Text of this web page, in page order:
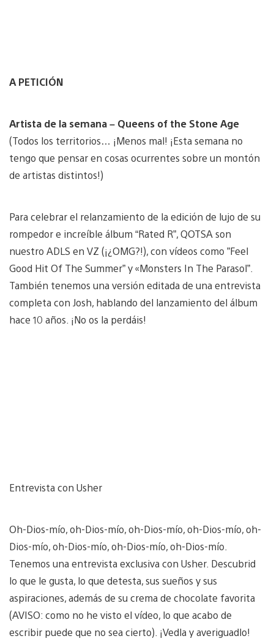
A PETICIÓN
Artista de la semana – Queens of the Stone Age
(Todos los territorios… ¡Menos mal! ¡Esta semana no
tengo que pensar en cosas ocurrentes sobre un montón
de artistas distintos!)
Para celebrar el relanzamiento de la edición de lujo de su
rompedor e increíble álbum “Rated R”, QOTSA son
nuestro ADLS en VZ (¡¿OMG?!), con vídeos como ”Feel
Good Hit Of The Summer” y «Monsters In The Parasol”.
También tenemos una versión editada de una entrevista
completa con Josh, hablando del lanzamiento del álbum
hace 10 años. ¡No os la perdáis!
Entrevista con Usher
Oh-Dios-mío, oh-Dios-mío, oh-Dios-mío, oh-Dios-mío, oh-
Dios-mío, oh-Dios-mío, oh-Dios-mío, oh-Dios-mío.
Tenemos una entrevista exclusiva con Usher. Descubrid
lo que le gusta, lo que detesta, sus sueños y sus
aspiraciones, además de su crema de chocolate favorita
(AVISO: como no he visto el vídeo, lo que acabo de
escribir puede que no sea cierto). ¡Vedla y averiguadlo!